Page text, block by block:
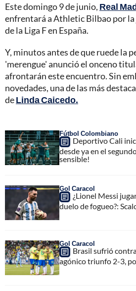
Este domingo 9 de junio, Real
enfrentará a Athletic Bilbao por
de la Liga F en España.
Y, minutos antes de que ruede la
'merengue' anunció el onceno
afrontarán este encuentro. Sin
novedades, una de las más
deLinda Caicedo.
Fútbol Colombiano
Deportivo Cali
desde ya en el
sensible!
Gol Caracol
¿Lionel Messi
duelo de fogueo?:
Gol Caracol
Brasil sufrió
agónico triunfo 2-3,